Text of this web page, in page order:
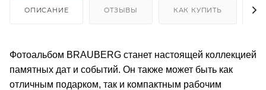
ОПИСАНИЕ ОТЗЫВЫ КАК КУПИТЬ
Фотоальбом BRAUBERG станет настоящей коллекцией
памятных дат и событий. Он также может быть как
отличным подарком, так и компактным рабочим